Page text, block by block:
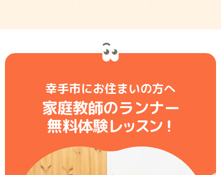
幸手市にお住まいの方へ
家庭教師のランナー
無料体験レッスン！